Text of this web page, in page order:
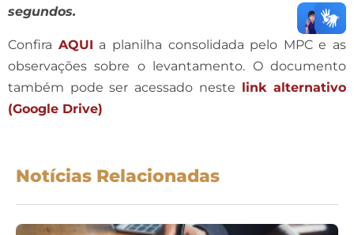
segundos.
Confira AQUI a planilha consolidada pelo MPC e as
observações sobre o levantamento. O documento
também pode ser acessado neste link alternativo
(Google Drive)
Notícias Relacionadas